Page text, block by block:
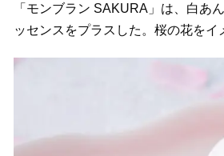
「モンブラン SAKURA」は、白あ
ッセンスをプラスした。桜の花をイ